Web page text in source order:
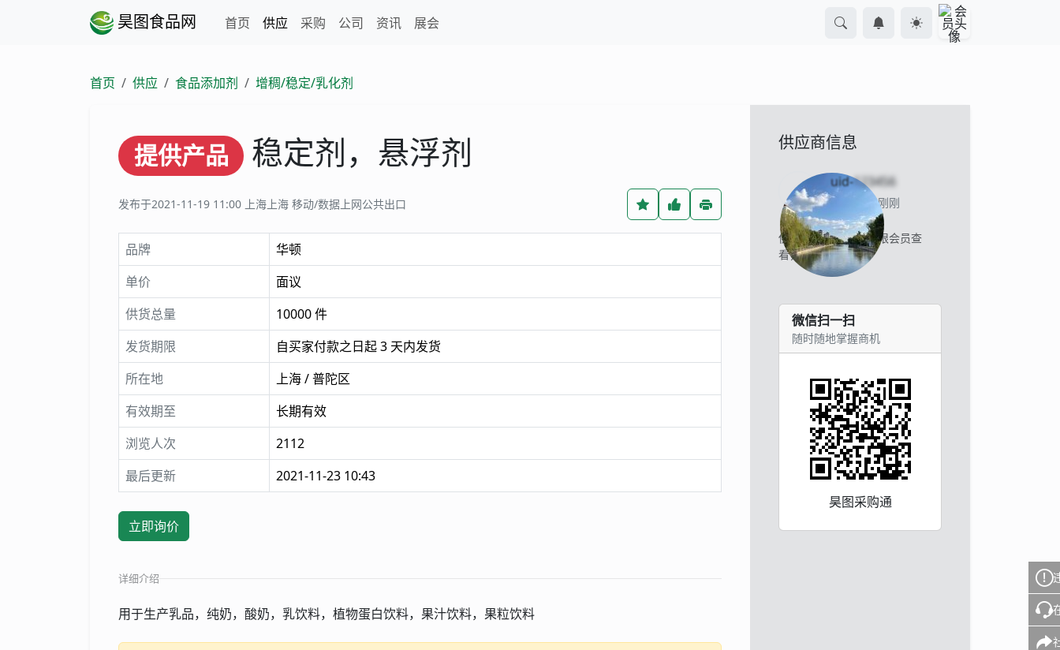
昊图食品网 首页 供应 采购 公司 资讯 展会
首页 供应 食品添加剂 增稠/稳定/乳化剂
提供产品 稳定剂，悬浮剂
发布于2021-11-19 11:00 上海上海 移动/数据上网公共出口
品牌
华顿
单价
面议
供货总量
10000 件
发货期限
自买家付款之日起 3 天内发货
所在地
上海 / 普陀区
有效期至
长期有效
浏览人次
2112
最后更新
2021-11-23 10:43
立即询价
详细介绍
用于生产乳品，纯奶，酸奶，乳饮料，植物蛋白饮料，果汁饮料，果粒饮料
供应商信息
uid-123456
当前离线 刚刚
供应商的联系方式仅限会员查
看，立即登录。
微信扫一扫
随时随地掌握商机
昊图采购通